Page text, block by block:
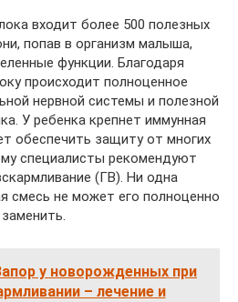
входит более 500 полезных
попав в организм малыша,
функции. Благодаря
происходит полноценное
нервной системы и полезной
У ребенка крепнет иммунная
обеспечить защиту от многих
специалисты рекомендуют
(ГВ). Ни одна
смесь не может его полноценно
заменить.
у новорожденных при
– лечение и